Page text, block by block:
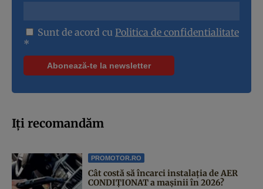
Sunt de acord cu Politica de confidentialitate
*
Iți recomandăm
PROMOTOR.RO
Cât costă să încarci instalația de AER
CONDIȚIONAT a mașinii în 2026?